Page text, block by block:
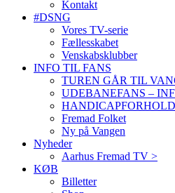
Kontakt
#DSNG
Vores TV-serie
Fællesskabet
Venskabsklubber
INFO TIL FANS
TUREN GÅR TIL
UDEBANEFANS –
HANDICAPFORHOLD
Fremad Folket
Ny på Vangen
Nyheder
Aarhus Fremad TV >
KØB
Billetter